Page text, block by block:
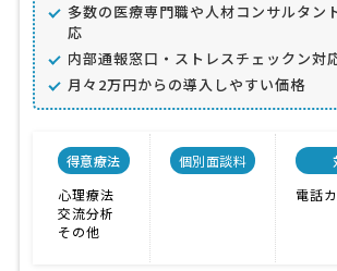
多数の医療専門職や人材コンサルタン
応
内部通報窓口・ストレスチェックン対
月々2万円からの導入しやすい価格
得意療法
心理療法
交流分析
その他
個別面談料
電話